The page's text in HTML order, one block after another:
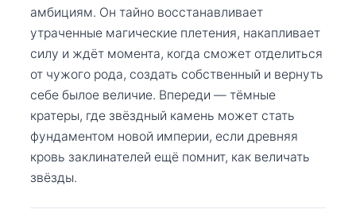
амбициям. Он тайно восстанавливает
утраченные магические плетения, накапливает
силу и ждёт момента, когда сможет отделиться
от чужого рода, создать собственный и вернуть
себе былое величие. Впереди — тёмные
кратеры, где звёздный камень может стать
фундаментом новой империи, если древняя
кровь заклинателей ещё помнит, как величать
звёзды.